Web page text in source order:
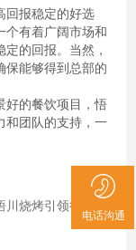
报稳定的好选
个有着广阔市场和
的回报。当然，
保能够得到总部的
的餐饮项目，悟
和团队的支持，一
烧烤引领行业电话沟通